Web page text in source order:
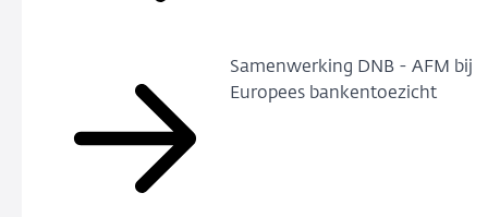
Samenwerking DNB - AFM bij
Europees bankentoezicht